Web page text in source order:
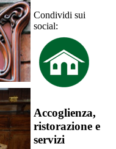
Condividi sui
social:
Accoglienza,
ristorazione e
servizi